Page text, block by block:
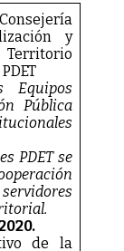
y
Equipos
Pública
PDET se
de la